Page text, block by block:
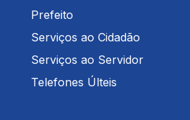
Prefeito
Serviços ao Cidadão
Serviços ao Servidor
Telefones Últeis